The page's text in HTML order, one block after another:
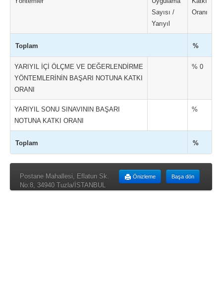
Sayısı /
Yarıyıl
Oranı
Toplam %
YARIYIL İÇİ ÖLÇME VE DEĞERLENDİRME
YÖNTEMLERİNİN BAŞARI NOTUNA KATKI
ORANI
% 0
YARIYIL SONU SINAVININ BAŞARI
NOTUNA KATKI ORANI
%
Toplam %
Başa dön
Önizleme
Postane Mahallesi, Eflatun Sk.
No:8, 34940 Tuzla/İSTANBUL